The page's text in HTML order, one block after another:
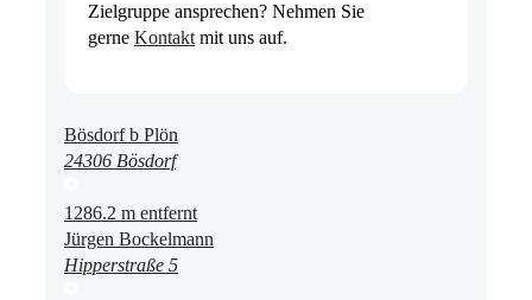
Zielgruppe ansprechen? Nehmen Sie
gerne Kontakt mit uns auf.
Bösdorf b Plön
24306 Bösdorf
1286.2 m entfernt
Jürgen Bockelmann
Hipperstraße 5